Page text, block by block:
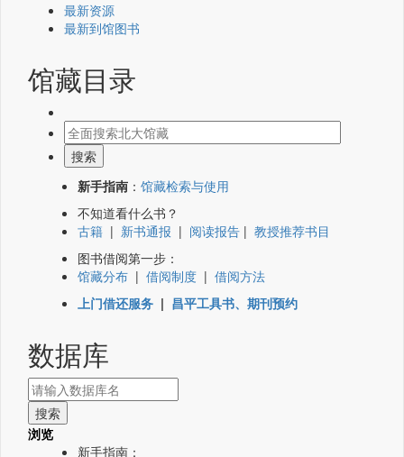
最新资源
最新到馆图书
馆藏目录
新手指南 ： 馆藏检索与使用
不知道看什么书？
古籍 | 新书通报 | 阅读报告 | 教授推荐书目
图书借阅第一步：
馆藏分布 | 借阅制度 | 借阅方法
上门借还服务 | 昌平工具书、期刊预约
数据库
浏览
新手指南：